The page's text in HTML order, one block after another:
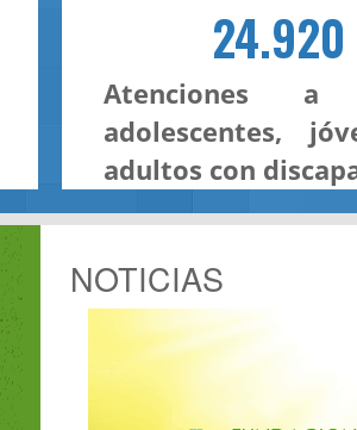
24.920
Atenciones a
adolescentes,
adultos con
NOTICIAS